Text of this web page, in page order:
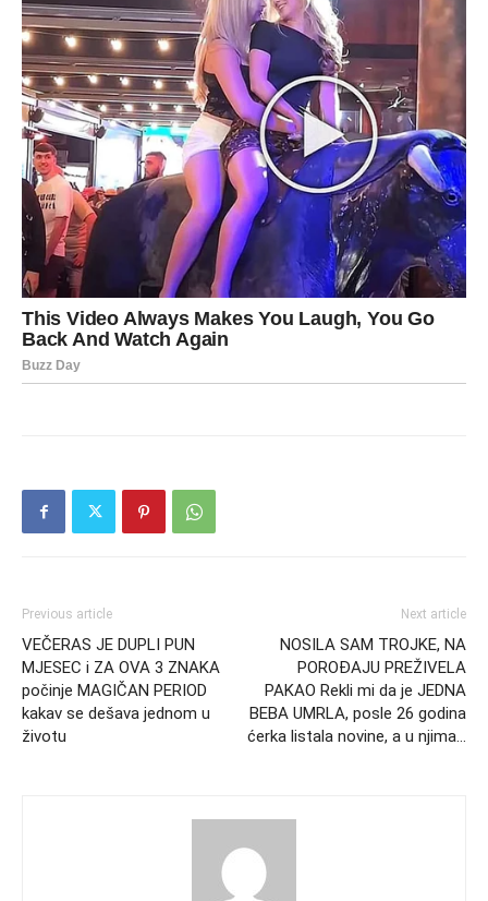
Previous article
VEČERAS JE DUPLI PUN
MJESEC i ZA OVA 3 ZNAKA
počinje MAGIČAN PERIOD
kakav se dešava jednom u
životu
Next article
NOSILA SAM TROJKE, NA
POROĐAJU PREŽIVELA
PAKAO Rekli mi da je JEDNA
BEBA UMRLA, posle 26 godina
ćerka listala novine, a u njima…